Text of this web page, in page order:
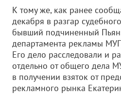
К тому же, как ранее
декабря в разгар
бывший подчиненный
департамента рекламы
Его дело расследовали и
отдельно от общего дела
в получении взяток от
рекламного рынка